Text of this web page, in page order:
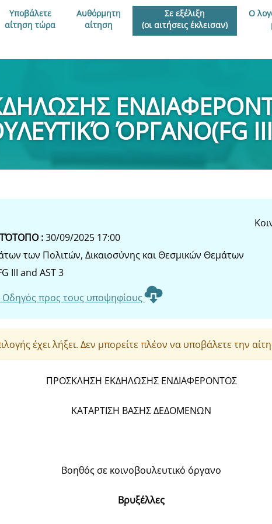
Υποβάλετε
αίτηση τώρα
Αυθόρμητη
αίτηση
Σε εξέλιξη
(οι αιτήσεις έκλεισαν)
Ο
ΌΡΓΑΝΟ(FG III
:30/09/2025 17:00
των Πολιτών, Δικαιοσύνης και Θεσμικών Θεμάτων
III and AST 3
προς τους υποψηφίους
έχει λήξει. Δεν μπορείτε πλέον να υποβάλετε την
ΠΡΟΣΚΛΗΣΗ ΕΚΔΗΛΩΣΗΣ ΕΝΔΙΑΦΕΡΟΝΤΟΣ
ΚΑΤΑΡΤΙΣΗ ΒΑΣΗΣ ΔΕΔΟΜΕΝΩΝ
Βοηθός σε κοινοβουλευτικό όργανο
Βρυξέλλες